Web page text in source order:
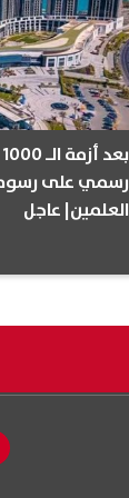
رسمي على
العلمين| عاجل